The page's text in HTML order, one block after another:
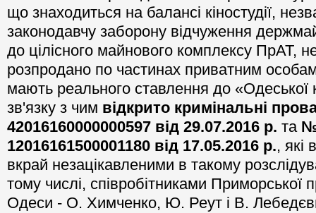
що знаходиться на балансі кіностудії,
законодавчу заборону відчуження
до цілісного майнового комплексу ПрАТ,
розпродано по частинах приватним
мають реального ставлення до «Одеської
зв'язку з чим відкрито кримінальні
42016160000000597 від 29.07.2016 р. та
12016161500001180 від 17.05.2016 р., які
вкрай незацікавленими в такому
тому числі, співробітниками Приморської
Одеси - О. Химченко, Ю. Реут і В.